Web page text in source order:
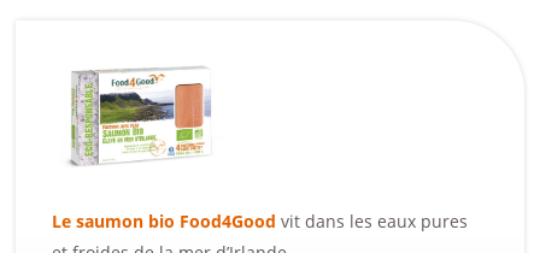
Le saumon bio Food4Good vit dans les eaux pures